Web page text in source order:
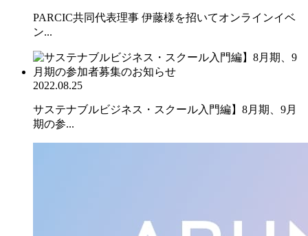
PARCIC共同代表理事 伊藤様を招いてオンラインイベ
ン...
2022.08.25
サステナブルビジネス・スクール入門編】8月期、9月
期の参...